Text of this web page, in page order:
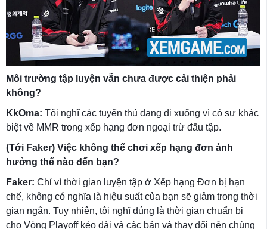
Môi trường tập luyện vẫn chưa được cải thiện phải
không?
KkOma: Tôi nghĩ các tuyển thủ đang đi xuống vì có sự khác
biệt về MMR trong xếp hạng đơn ngoại trừ đấu tập.
(Tới Faker) Việc không thể chơi xếp hạng đơn ảnh
hưởng thế nào đến bạn?
Faker: Chỉ vì thời gian luyện tập ở Xếp hạng Đơn bị hạn
chế, không có nghĩa là hiệu suất của bạn sẽ giảm trong thời
gian ngắn. Tuy nhiên, tôi nghĩ đúng là thời gian chuẩn bị
cho Vòng Playoff kéo dài và các bản vá thay đổi nên chúng